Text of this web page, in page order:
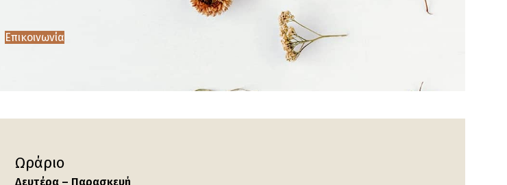
Επικοινωνία
Ωράριο
Δευτέρα – Παρασκευή